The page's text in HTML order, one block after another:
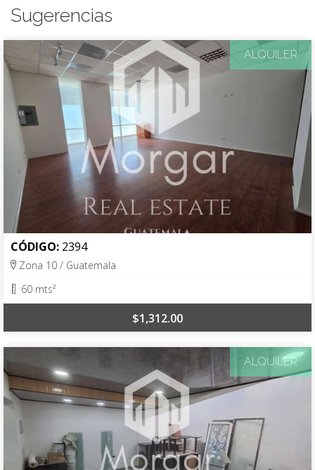
Sugerencias
CÓDIGO: 2394
Zona 10 / Guatemala
60 mts²
$1,312.00
ALQUILER
ALQUILER